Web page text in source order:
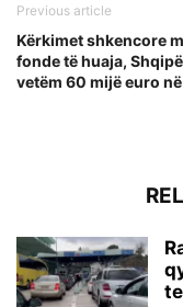
Previous article
Kërkimet shkencore
fonde të huaja,
vetëm 60 mijë euro